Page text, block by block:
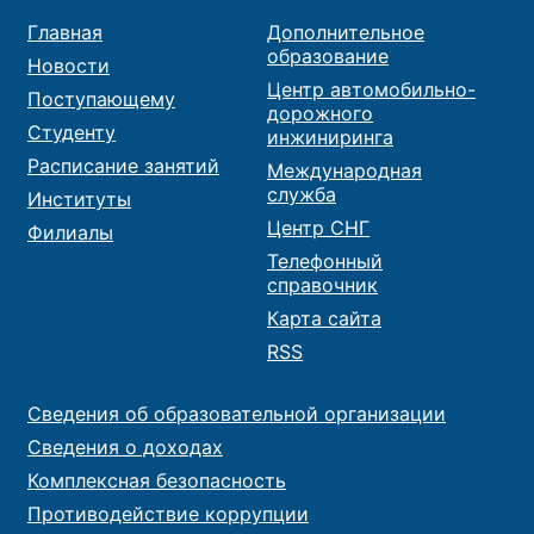
Главная
Новости
Поступающему
Студенту
Расписание занятий
Институты
Филиалы
Дополнительное
образование
Центр автомобильно-
дорожного
инжиниринга
Международная
служба
Центр СНГ
Телефонный
справочник
Карта сайта
RSS
Сведения об образовательной организации
Сведения о доходах
Комплексная безопасность
Противодействие коррупции